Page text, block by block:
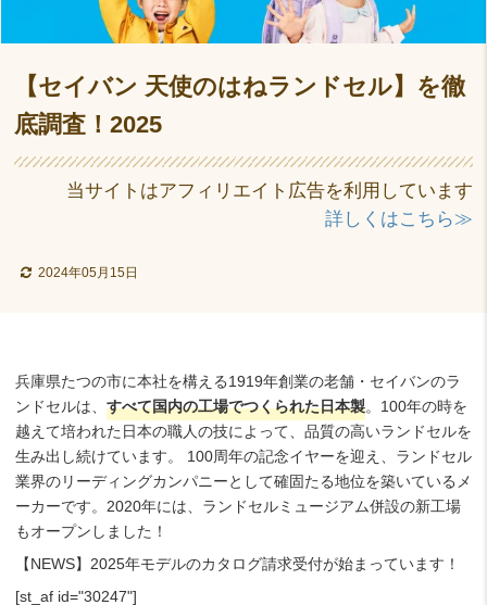
【セイバン 天使のはねランドセル】を徹
底調査！2025
当サイトはアフィリエイト広告を利用しています
詳しくはこちら≫
2024年05月15日
兵庫県たつの市に本社を構える1919年創業の老舗・セイバンのラ
ンドセルは、 すべて国内の工場でつくられた日本製。100年の時を
越えて培われた日本の職人の技によって、品質の高いランドセルを
生み出し続けています。 100周年の記念イヤーを迎え、ランドセル
業界のリーディングカンパニーとして確固たる地位を築いているメ
ーカーです。2020年には、ランドセルミュージアム併設の新工場
もオープンしました！
【NEWS】2025年モデルのカタログ請求受付が始まっています！
[st_af id="30247"]